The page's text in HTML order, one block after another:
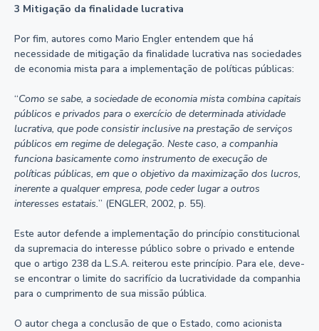
3 Mitigação da finalidade lucrativa
Por fim, autores como Mario Engler entendem que há
necessidade de mitigação da finalidade lucrativa nas sociedades
de economia mista para a implementação de políticas públicas:
“Como se sabe, a sociedade de economia mista combina capitais
públicos e privados para o exercício de determinada atividade
lucrativa, que pode consistir inclusive na prestação de serviços
públicos em regime de delegação. Neste caso, a companhia
funciona basicamente como instrumento de execução de
políticas públicas, em que o objetivo da maximização dos lucros,
inerente a qualquer empresa, pode ceder lugar a outros
interesses estatais.” (ENGLER, 2002, p. 55).
Este autor defende a implementação do princípio constitucional
da supremacia do interesse público sobre o privado e entende
que o artigo 238 da L.S.A. reiterou este princípio. Para ele, deve-
se encontrar o limite do sacrifício da lucratividade da companhia
para o cumprimento de sua missão pública.
O autor chega a conclusão de que o Estado, como acionista